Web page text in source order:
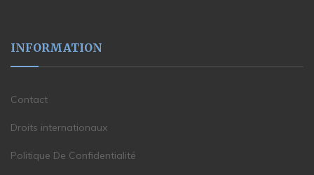
INFORMATION
Contact
Droits internationaux
Politique De Confidentialité